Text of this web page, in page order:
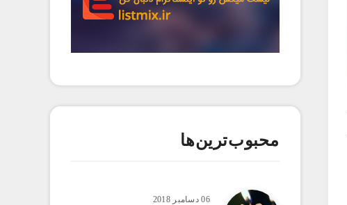
محبوب‌ترین‌ها
06 دسامبر 2018